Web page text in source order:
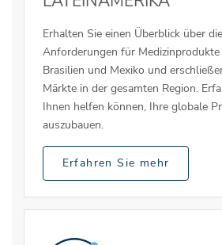
Erhalten Sie einen Überblick über
Anforderungen für
Brasilien und Mexiko und
Märkte in der gesamten Region.
Ihnen helfen können, Ihre globale
auszubauen.
Erfahren Sie mehr